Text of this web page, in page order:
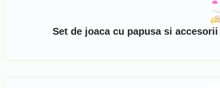
Set de joaca cu papusa si